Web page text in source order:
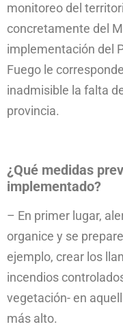
monitoreo del
concretamente del
implementación del
Fuego le
inadmisible la falta
provincia.
¿Qué medidas
implementado?
– En primer lugar,
organice y se
ejemplo, crear los
incendios
vegetación- en
más alto.